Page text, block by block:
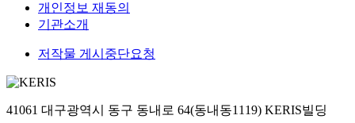
개인정보 재동의
기관소개
저작물 게시중단요청
41061 대구광역시 동구 동내로 64(동내동1119) KERIS빌딩